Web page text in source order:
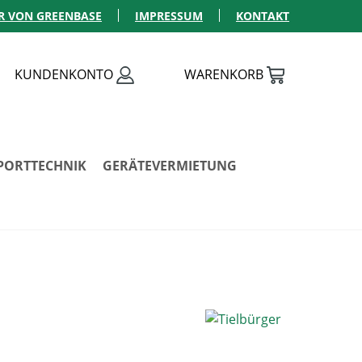
VON GREENBASE IMPRESSUM KONTAKT
KUNDENKONTO WARENKORB
GERÄTEVERMIETUNG